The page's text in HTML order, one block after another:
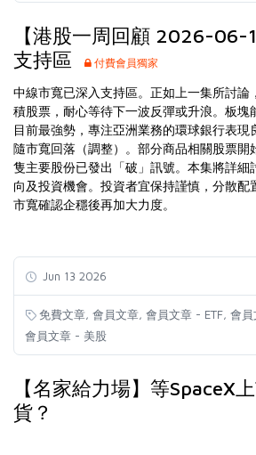
【港股一周回顧 2026-06-
支持區
付費會員獨家
中線市寬已深入支持區。正如上一集所討論
積股票，耐心等待下一波反彈或升浪。板塊
目前最強勢，專注亞洲業務的環球銀行表現
隨市寬回落（調整）。部分商品相關股票開
隻主要股份已發出「破」訊號。本集將詳細
向及投資機會。投資者宜保持謹慎，分散配
市寬確認企穩後再加大力度。
Jun 13 2026
免費文章 會員文章 會員文章 - ETF 會
會員文章 - 美股
【名家給力場】等SpaceX
貨？